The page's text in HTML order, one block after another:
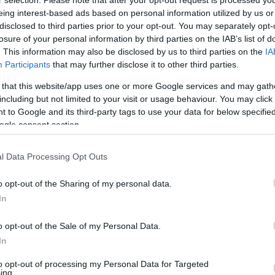
interest-based ads based on personal information utilized by us
to third parties prior to your opt-out. You may separately
of your personal information by third parties on the IAB’s list of
This information may also be disclosed by us to third parties on the
Participants that may further disclose it to other third parties.
that this website/app uses one or more Google services and may
but not limited to your visit or usage behaviour. You may
to Google and its third-party tags to use your data for below
consent section.
Data Processing Opt Outs
opt-out of the Sharing of my personal data.
opt-out of the Sale of my Personal Data.
opt-out of processing my Personal Data for Targeted
αλλού, να είχε διαφορετικό στυλ και
και όχι ράπερ, ενώ δε δίστασε να
καλλιτέχνη αρκεί να πληρωνόταν καλά.
πως είναι ερωτευμένος και σε σχέση, ενώ θα
ήθελε η κοπέλα του!
έχει προκαλέσει ποικίλες αντιδράσεις, τόσο
που μιλάνε για κακή μουσική.
προσέγγιση της Φιλίππας Δημητριάδη από την
για να καταλήξετε στα δικά σας συμπεράσματα.
το πιο δημοφιλές μουσικό είδος, ειδικότερα στο
οι εκπρόσωποί του που έχουν καταφέρει να
και να προβάλλονται από τα παραδοσιακά
με views στο YouTube και από αυτά ο Sin boy
με το “Mama?” και για αυτό δεν είναι κακό τα